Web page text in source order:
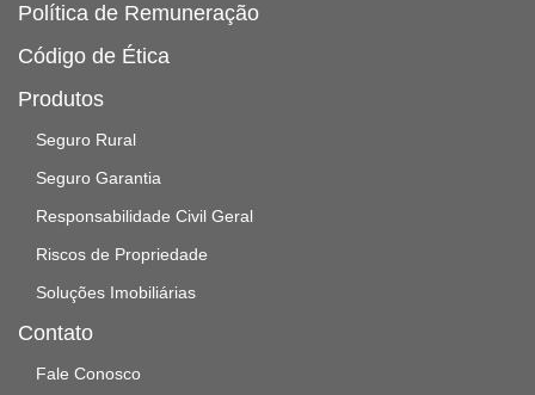
Política de Remuneração
Código de Ética
Produtos
Seguro Rural
Seguro Garantia
Responsabilidade Civil Geral
Riscos de Propriedade
Soluções Imobiliárias
Contato
Fale Conosco